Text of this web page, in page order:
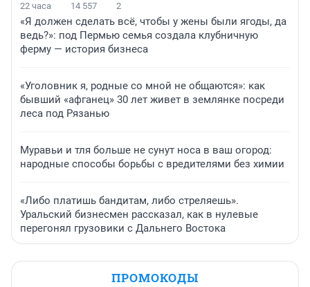
22 часа 14 557 2
«Я должен сделать всё, чтобы у жены были ягоды, да
ведь?»: под Пермью семья создала клубничную
ферму — история бизнеса
«Уголовник я, родные со мной не общаются»: как
бывший «афганец» 30 лет живет в землянке посреди
леса под Рязанью
Муравьи и тля больше не сунут носа в ваш огород:
народные способы борьбы с вредителями без химии
«Либо платишь бандитам, либо стреляешь».
Уральский бизнесмен рассказал, как в нулевые
перегонял грузовики с Дальнего Востока
ПРОМОКОДЫ